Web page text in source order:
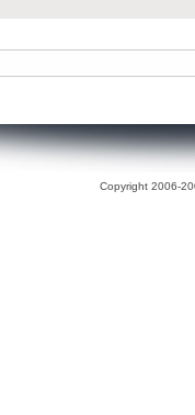
Copyright 2006-